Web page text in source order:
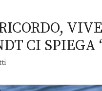
CI SPIEGA